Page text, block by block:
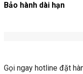
Bảo hành dài hạn
Gọi ngay hotline đặt